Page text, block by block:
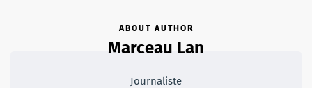
ABOUT AUTHOR
Marceau Lan
Journaliste